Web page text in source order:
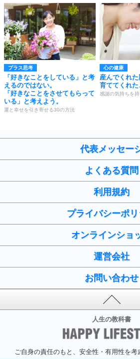
プラス思考
「好きなことをしている」と考
えるのではない。
「好きなことをさせてもらって
いる」と考えよう。
運と幸せを引き寄せる30の方法
心の健康
産んでくれた
育ててくれた
感謝の気持ちを
代表メッセー
よくある質問
利用規約
プライバシーポ
オンラインショ
運営会社
お問い合わせ
人生の教科書
ご自身の責任のもと、安全性・有用性を考